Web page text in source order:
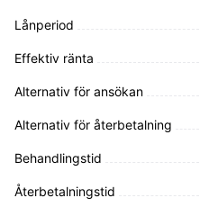
Lånperiod
Effektiv ränta
Alternativ för ansökan
Alternativ för återbetalning
Behandlingstid
Återbetalningstid